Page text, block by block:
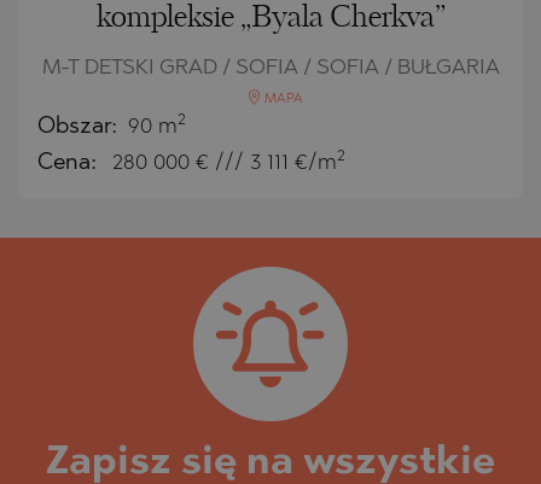
kompleksie „Byala Cherkva”
M-T DETSKI GRAD / SOFIA / SOFIA / BUŁGARIA
MAPA
Obszar: 90 m2
Cena: 280 000 € /// 3 111 €/m2
Zapisz się na wszystkie